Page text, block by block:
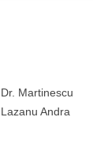
Dr. Martinescu
Lazanu Andra